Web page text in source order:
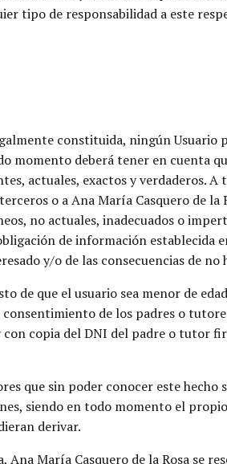
tipo de responsabilidad a este
constituida, ningún
momento deberá tener en cuenta
actuales, exactos y verdaderos. A
o a Ana María Casquero de la
no actuales, inadecuados o
de información establecida
y/o de las consecuencias de
de que el usuario sea menor de
de los padres o
copia del DNI del padre o tutor
que sin poder conocer este
siendo en todo momento el
derivar.
María Casquero de la Rosa se